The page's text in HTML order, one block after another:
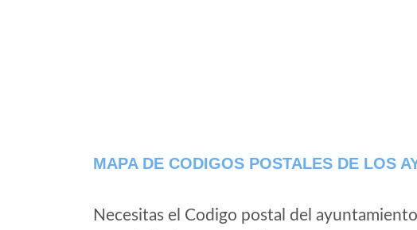
MAPA DE CODIGOS POSTALES DE LOS
Necesitas el Codigo postal del